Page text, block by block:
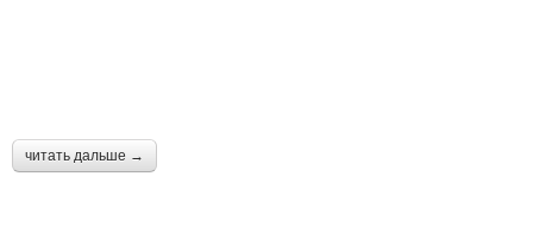
читать дальше →